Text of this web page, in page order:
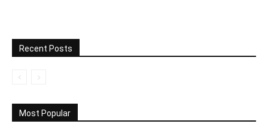
Recent Posts
Most Popular